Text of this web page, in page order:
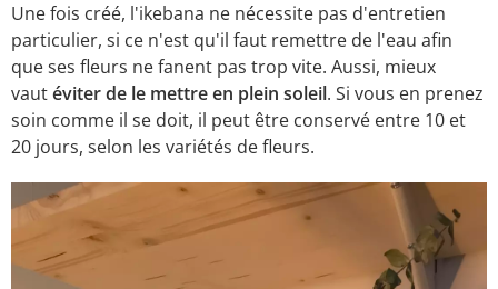
Une fois créé, l'ikebana ne nécessite pas d'entretien
particulier, si ce n'est qu'il faut remettre de l'eau afin
que ses fleurs ne fanent pas trop vite. Aussi, mieux
vautéviter de le mettre en plein soleil. Si vous en prenez
soin comme il se doit, il peut être conservé entre 10 et
20 jours, selon les variétés de fleurs.